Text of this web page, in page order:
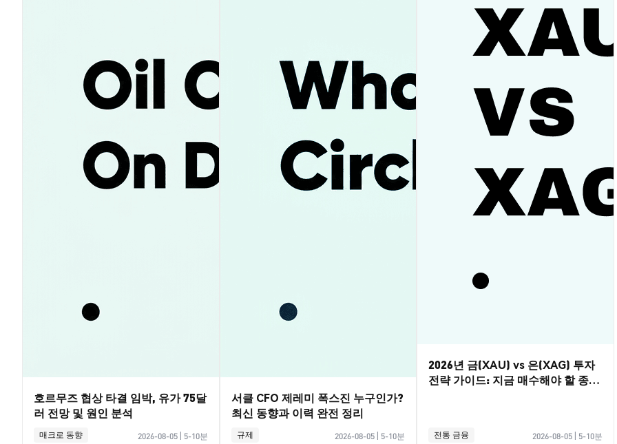
호르무즈 협상 타결 임박, 유가 75달
러 전망 및 원인 분석
매크로 동향 2026-08-05 5-10분
서클 CFO 제레미 폭스진 누구인가?
최신 동향과 이력 완전 정리
규제 2026-08-05 5-10분
2026년 금(XAU) vs 은(XAG) 투자
전략 가이드: 지금 매수해야 할 종목
전통 금융 2026-08-05 5-10분